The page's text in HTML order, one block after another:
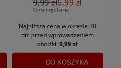
9,99 zł
Cena regularna
6,99 zł
Najniższa cena w okresie 30
dni przed wprowadzeniem
obniżki:9,99 zł
DO KOSZYKA